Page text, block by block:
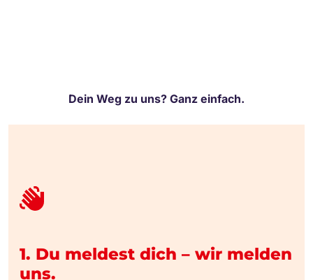
Dein Weg zu uns? Ganz einfach.
1. Du meldest dich – wir melden
uns.